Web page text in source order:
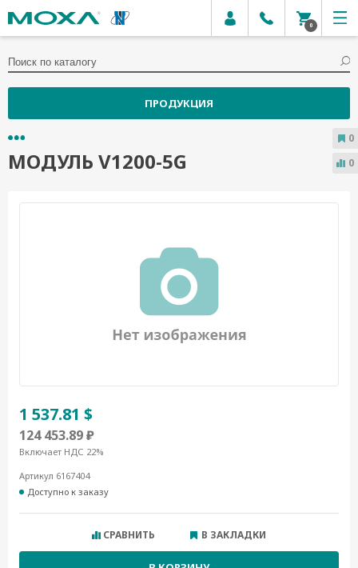
0
ПРОДУКЦИЯ
МОДУЛЬ V1200-5G
1 537.81 $
124 453.89 ₽
Включает НДС 22%
Артикул 6167404
Доступно к заказу
СРАВНИТЬ В ЗАКЛАДКИ
0
0